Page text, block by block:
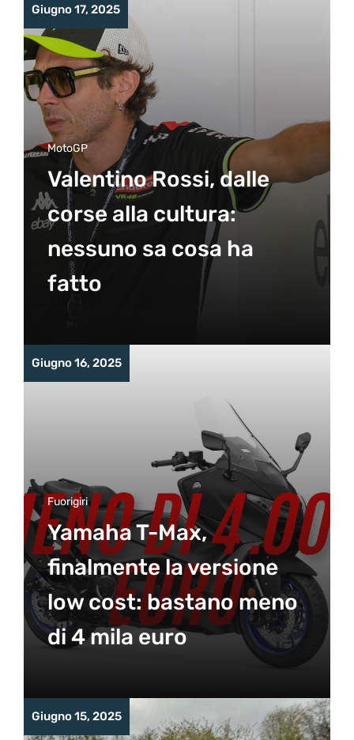
Giugno 17, 2025
MotoGP
Valentino Rossi, dalle
corse alla cultura:
nessuno sa cosa ha
fatto
Giugno 16, 2025
Fuorigiri
Yamaha T-Max,
finalmente la versione
low cost: bastano meno
di 4 mila euro
Giugno 15, 2025